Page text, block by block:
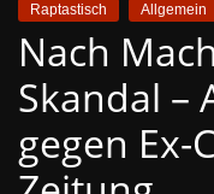
Raptastisch Allgemein
Nach
Skandal –
gegen Ex-